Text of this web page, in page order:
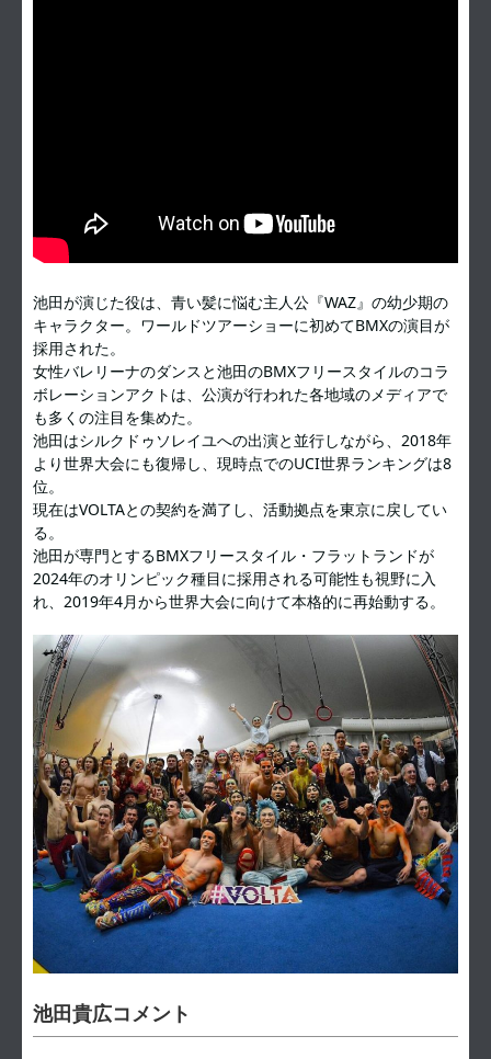
池田が演じた役は、青い髪に悩む主人公『WAZ』の幼少期の
キャラクター。ワールドツアーショーに初めてBMXの演目が
採用された。
女性バレリーナのダンスと池田のBMXフリースタイルのコラ
ボレーションアクトは、公演が行われた各地域のメディアで
も多くの注目を集めた。
池田はシルクドゥソレイユへの出演と並行しながら、2018年
より世界大会にも復帰し、現時点でのUCI世界ランキングは8
位。
現在はVOLTAとの契約を満了し、活動拠点を東京に戻してい
る。
池田が専門とするBMXフリースタイル・フラットランドが
2024年のオリンピック種目に採用される可能性も視野に入
れ、2019年4月から世界大会に向けて本格的に再始動する。
池田貴広コメント